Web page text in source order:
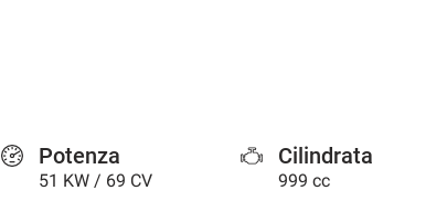
Potenza
51 KW / 69 CV
Cilindrata
999 cc